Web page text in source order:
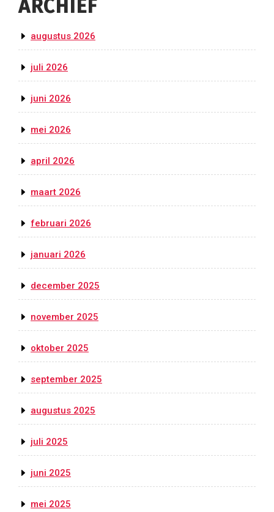
ARCHIEF
augustus 2026
juli 2026
juni 2026
mei 2026
april 2026
maart 2026
februari 2026
januari 2026
december 2025
november 2025
oktober 2025
september 2025
augustus 2025
juli 2025
juni 2025
mei 2025